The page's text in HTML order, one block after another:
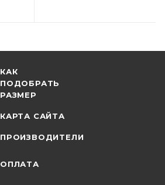
КАК
ПОДОБРАТЬ
РАЗМЕР
КАРТА САЙТА
ПРОИЗВОДИТЕЛИ
ОПЛАТА